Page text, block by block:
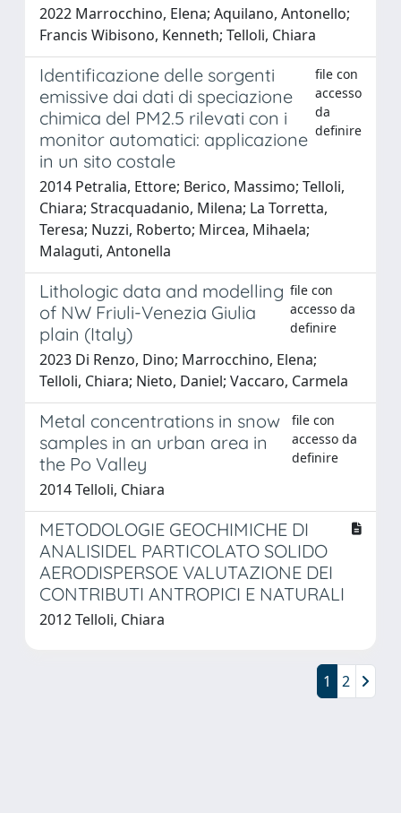
2022 Marrocchino, Elena; Aquilano, Antonello;
Francis Wibisono, Kenneth; Telloli, Chiara
Identificazione delle sorgenti
emissive dai dati di speciazione
chimica del PM2.5 rilevati con i
monitor automatici: applicazione
in un sito costale
file con
accesso
da
definire
2014 Petralia, Ettore; Berico, Massimo; Telloli,
Chiara; Stracquadanio, Milena; La Torretta,
Teresa; Nuzzi, Roberto; Mircea, Mihaela;
Malaguti, Antonella
Lithologic data and modelling
of NW Friuli-Venezia Giulia
plain (Italy)
file con
accesso da
definire
2023 Di Renzo, Dino; Marrocchino, Elena;
Telloli, Chiara; Nieto, Daniel; Vaccaro, Carmela
Metal concentrations in snow
samples in an urban area in
the Po Valley
file con
accesso da
definire
2014 Telloli, Chiara
METODOLOGIE GEOCHIMICHE DI
ANALISIDEL PARTICOLATO SOLIDO
AERODISPERSOE VALUTAZIONE DEI
CONTRIBUTI ANTROPICI E NATURALI
2012 Telloli, Chiara
1 2